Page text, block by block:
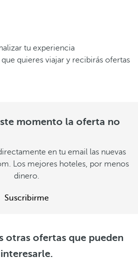
tu experiencia
quieres viajar y recibirás ofertas
momento la oferta no
en tu email las nuevas
Los mejores hoteles, por menos
dinero.
Suscribirme
otras ofertas que pueden
interesarle.